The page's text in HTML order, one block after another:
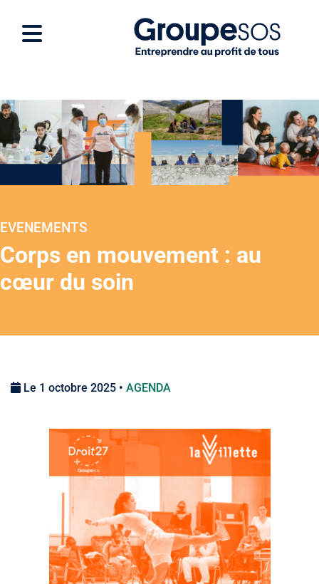
EVENEMENTS
Corps en mouvement : au
cœur du soin
Le 1 octobre 2025 • AGENDA